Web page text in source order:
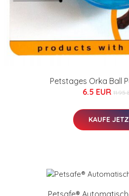
Petstages Orka Ball
6.5 EUR 11.95
KAUFE